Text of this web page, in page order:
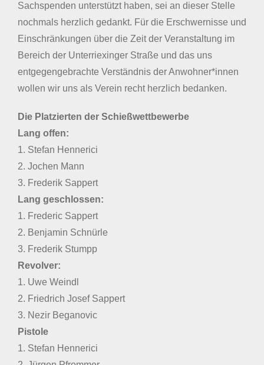
Sachspenden unterstützt haben, sei an dieser Stelle
nochmals herzlich gedankt. Für die Erschwernisse und
Einschränkungen über die Zeit der Veranstaltung im
Bereich der Unterriexinger Straße und das uns
entgegengebrachte Verständnis der Anwohner*innen
wollen wir uns als Verein recht herzlich bedanken.
Die Platzierten der Schießwettbewerbe
Lang offen:
1. Stefan Hennerici
2. Jochen Mann
3. Frederik Sappert
Lang geschlossen:
1. Frederic Sappert
2. Benjamin Schnürle
3. Frederik Stumpp
Revolver:
1. Uwe Weindl
2. Friedrich Josef Sappert
3. Nezir Beganovic
Pistole
1. Stefan Hennerici